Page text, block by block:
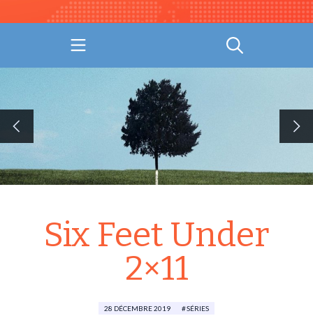
Six Feet Under
2×11
28 DÉCEMBRE 2019 SÉRIES